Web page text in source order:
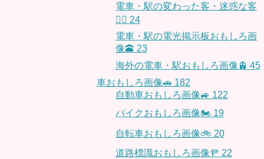
電車・駅の変わった客・迷惑な客
🤦‍♀️ 24
電車・駅の電光掲示板おもしろ画
像🕋 23
海外の電車・駅おもしろ画像🚊 45
車おもしろ画像🚗 182
自動車おもしろ画像🚙 122
バイクおもしろ画像🏍 19
自転車おもしろ画像🚲 20
道路標識おもしろ画像🚥 22